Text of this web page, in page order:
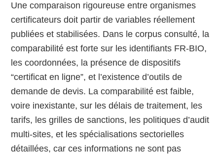
Une comparaison rigoureuse entre organismes
certificateurs doit partir de variables réellement
publiées et stabilisées. Dans le corpus consulté, la
comparabilité est forte sur les identifiants FR-BIO,
les coordonnées, la présence de dispositifs
“certificat en ligne”, et l’existence d’outils de
demande de devis. La comparabilité est faible,
voire inexistante, sur les délais de traitement, les
tarifs, les grilles de sanctions, les politiques d’audit
multi-sites, et les spécialisations sectorielles
détaillées, car ces informations ne sont pas